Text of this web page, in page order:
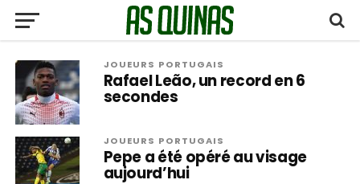
JOUEURS PORTUGAIS
Rafael Leão, un record en 6
secondes
JOUEURS PORTUGAIS
Pepe a été opéré au visage
aujourd’hui